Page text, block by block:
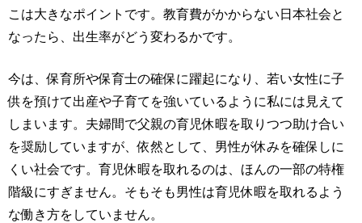
こは大きなポイントです。教育費がかからない日本社会と
なったら、出生率がどう変わるかです。
今は、保育所や保育士の確保に躍起になり、若い女性に子
供を預けて出産や子育てを強いているように私には見えて
しまいます。夫婦間で父親の育児休暇を取りつつ助け合い
を奨励していますが、依然として、男性が休みを確保しに
くい社会です。育児休暇を取れるのは、ほんの一部の特権
階級にすぎません。そもそも男性は育児休暇を取れるよう
な働き方をしていません。